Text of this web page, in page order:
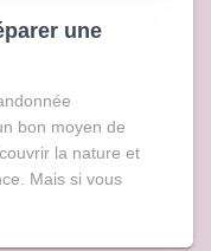
une
bon moyen de
la nature et
Mais si vous